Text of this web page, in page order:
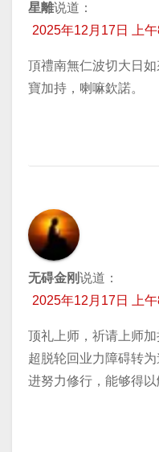
星離说道：
2025年12月17日 上
頂禮南無仁波切大日
寶加持，喇嘛欽諾。
无碍金刚说道：
2025年12月17日 上
顶礼上师，祈请上师
超脱轮回业力障碍转
进努力修行，能够得